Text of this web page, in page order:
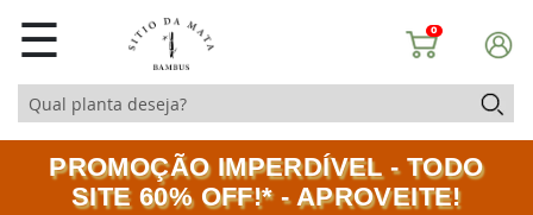
☰ 0
PROMOÇÃO IMPERDÍVEL - TODO
SITE 60% OFF!* - APROVEITE!